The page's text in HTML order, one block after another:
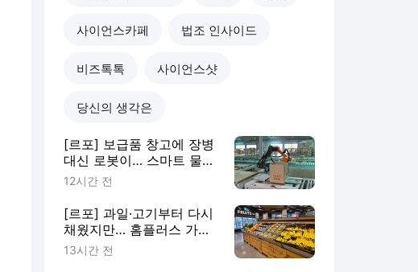
사이언스카페 법조 인사이드
비즈톡톡 사이언스샷
당신의 생각은
[르포] 보급품 창고에 장병
대신 로봇이… 스마트 물류
센터 도입한 보급부대 가보
12시간 전
[르포] 과일·고기부터 다시
채웠지만… 홈플러스 가오
픈 첫날 입고율 30%
13시간 전